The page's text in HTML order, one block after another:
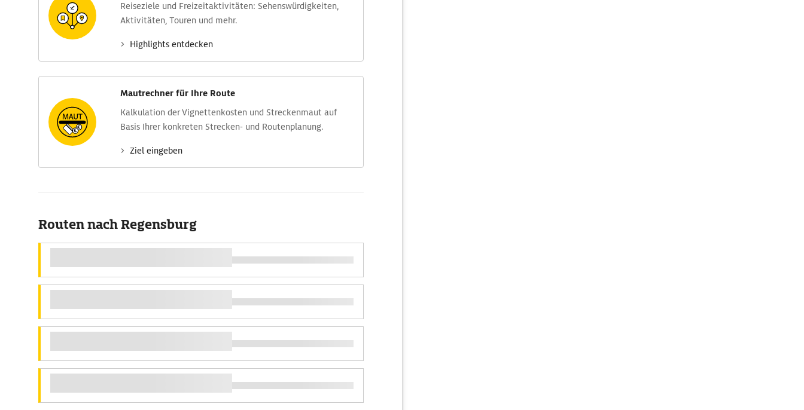
Reise­ziele und Freizeit­aktivitäten: Sehens­würdig­keiten,
Aktivitäten, Touren und mehr.
Highlights entdecken
Mautrechner für Ihre Route
Kalkulation der Vignettenkosten und Streckenmaut auf
Basis Ihrer konkreten Strecken- und Routenplanung.
Ziel eingeben
Routen nach Regensburg